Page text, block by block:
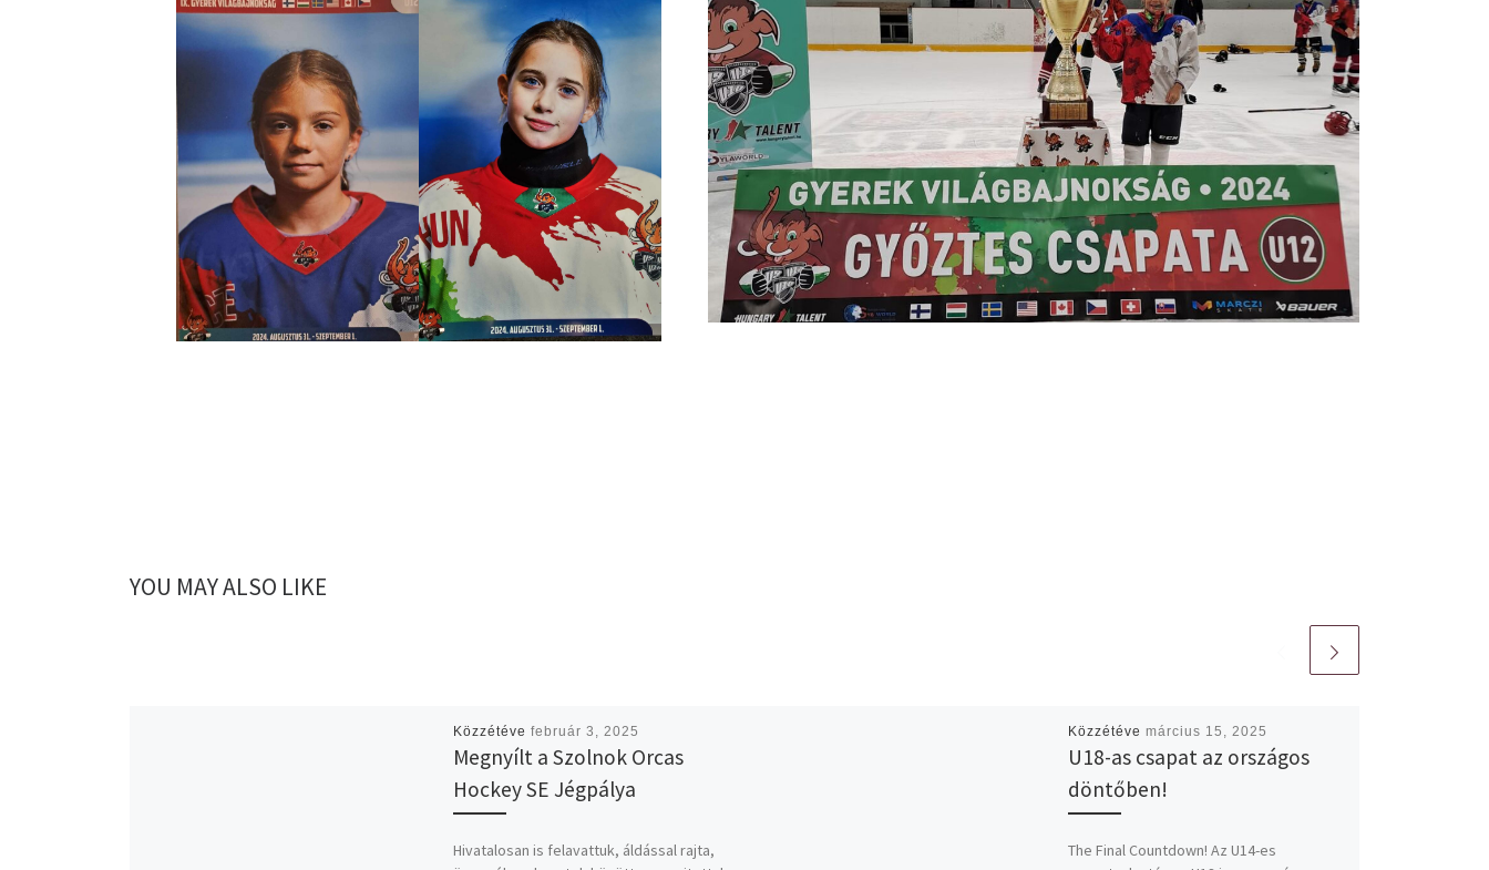
YOU MAY ALSO LIKE
Közzétéve február 3, 2025
Megnyílt a Szolnok Orcas
Hockey SE Jégpálya
Hivatalosan is felavattuk, áldással rajta,
Közzétéve március 15, 2025
U18-as csapat az országos
döntőben!
The Final Countdown! Az U14-es